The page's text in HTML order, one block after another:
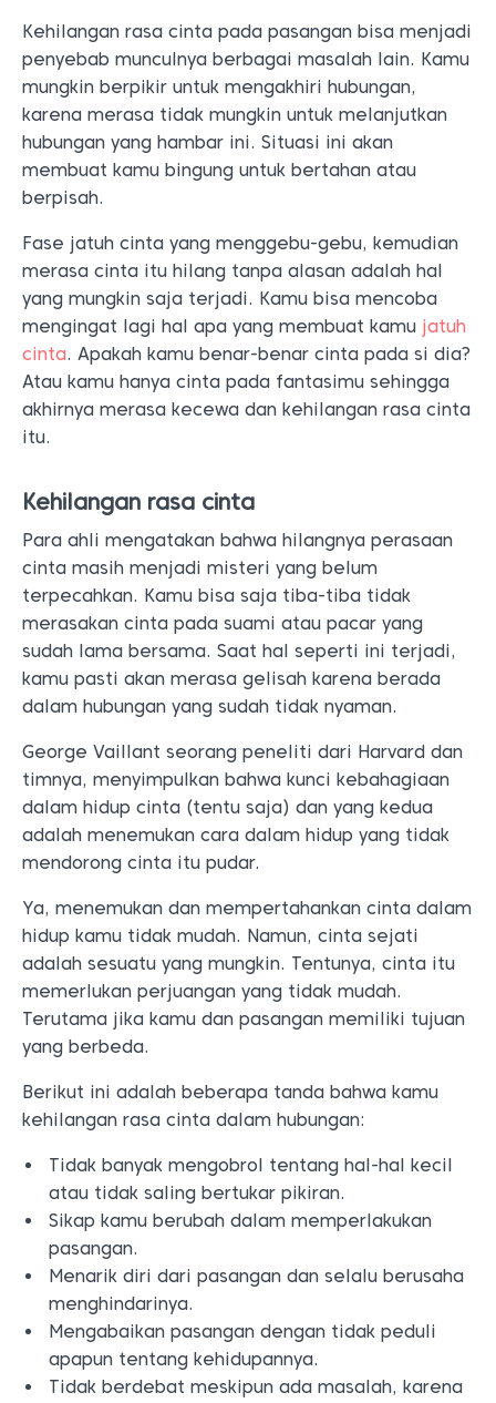
Kehilangan rasa cinta pada pasangan bisa menjadi
penyebab munculnya berbagai masalah lain. Kamu
mungkin berpikir untuk mengakhiri hubungan,
karena merasa tidak mungkin untuk melanjutkan
hubungan yang hambar ini. Situasi ini akan
membuat kamu bingung untuk bertahan atau
berpisah.
Fase jatuh cinta yang menggebu-gebu, kemudian
merasa cinta itu hilang tanpa alasan adalah hal
yang mungkin saja terjadi. Kamu bisa mencoba
mengingat lagi hal apa yang membuat kamu jatuh
cinta. Apakah kamu benar-benar cinta pada si dia?
Atau kamu hanya cinta pada fantasimu sehingga
akhirnya merasa kecewa dan kehilangan rasa cinta
itu.
Kehilangan rasa cinta
Para ahli mengatakan bahwa hilangnya perasaan
cinta masih menjadi misteri yang belum
terpecahkan. Kamu bisa saja tiba-tiba tidak
merasakan cinta pada suami atau pacar yang
sudah lama bersama. Saat hal seperti ini terjadi,
kamu pasti akan merasa gelisah karena berada
dalam hubungan yang sudah tidak nyaman.
George Vaillant seorang peneliti dari Harvard dan
timnya, menyimpulkan bahwa kunci kebahagiaan
dalam hidup cinta (tentu saja) dan yang kedua
adalah menemukan cara dalam hidup yang tidak
mendorong cinta itu pudar.
Ya, menemukan dan mempertahankan cinta dalam
hidup kamu tidak mudah. Namun, cinta sejati
adalah sesuatu yang mungkin. Tentunya, cinta itu
memerlukan perjuangan yang tidak mudah.
Terutama jika kamu dan pasangan memiliki tujuan
yang berbeda.
Berikut ini adalah beberapa tanda bahwa kamu
kehilangan rasa cinta dalam hubungan:
Tidak banyak mengobrol tentang hal-hal kecil
atau tidak saling bertukar pikiran.
Sikap kamu berubah dalam memperlakukan
pasangan.
Menarik diri dari pasangan dan selalu berusaha
menghindarinya.
Mengabaikan pasangan dengan tidak peduli
apapun tentang kehidupannya.
Tidak berdebat meskipun ada masalah, karena